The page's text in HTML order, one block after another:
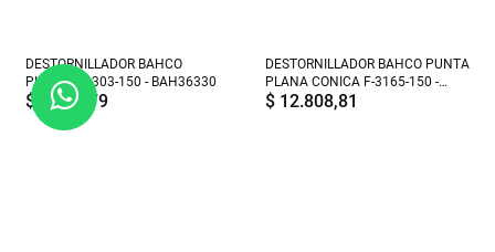
DESTORNILLADOR BAHCO
PHILLIPS 3303-150 - BAH36330
$ 8.502,79
DESTORNILLADOR BAHCO PUNTA
PLANA CONICA F-3165-150 -
BAH38161
$ 12.808,81